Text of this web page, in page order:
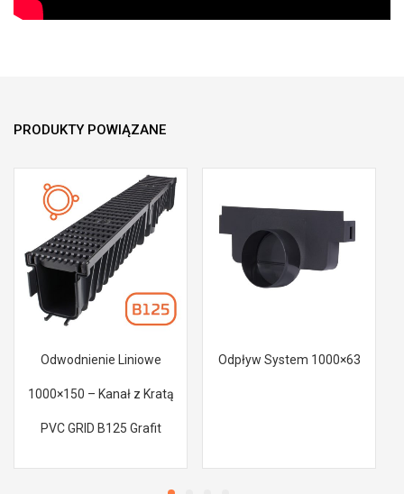
PRODUKTY POWIĄZANE
Odwodnienie Liniowe
1000×150 – Kanał z Kratą
PVC GRID B125 Grafit
Odpływ System 1000×63